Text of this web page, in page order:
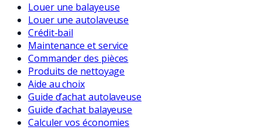
Louer une balayeuse
Louer une autolaveuse
Crédit-bail
Maintenance et service
Commander des pièces
Produits de nettoyage
Aide au choix
Guide d’achat autolaveuse
Guide d’achat balayeuse
Calculer vos économies